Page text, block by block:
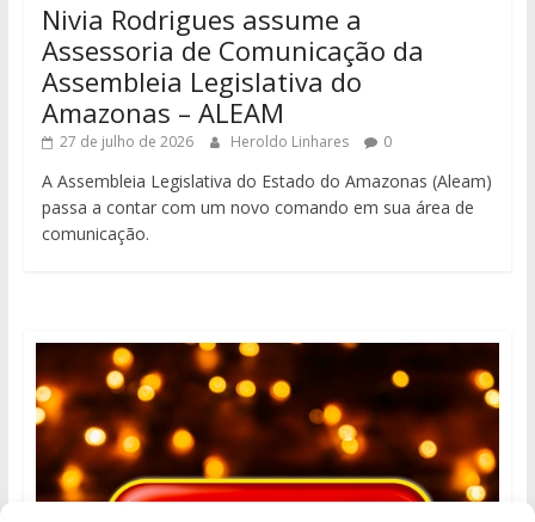
Nivia Rodrigues assume a
Assessoria de Comunicação da
Assembleia Legislativa do
Amazonas – ALEAM
27 de julho de 2026 Heroldo Linhares 0
A Assembleia Legislativa do Estado do Amazonas (Aleam)
passa a contar com um novo comando em sua área de
comunicação.